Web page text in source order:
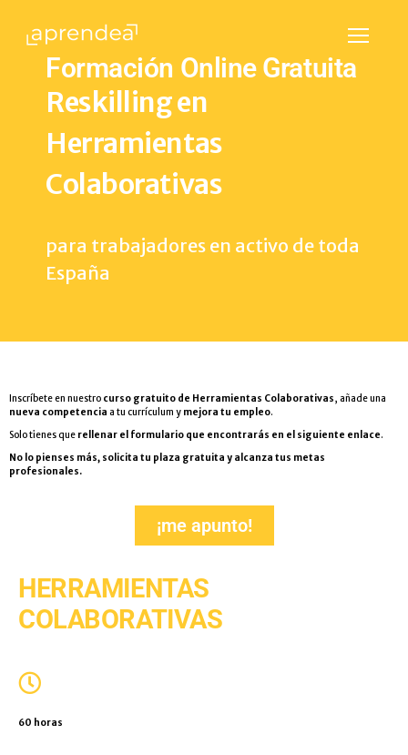
Formación Online Gratuita
Reskilling en
Herramientas
Colaborativas
para trabajadores en activo de toda
España
Inscríbete en nuestro curso gratuito de Herramientas Colaborativas, añade una
nueva competencia a tu currículum y mejora tu empleo.
Solo tienes que rellenar el formulario que encontrarás en el siguiente enlace.
No lo pienses más, solicita tu plaza gratuita y alcanza tus metas
profesionales.
¡me apunto!
HERRAMIENTAS
COLABORATIVAS
60 horas